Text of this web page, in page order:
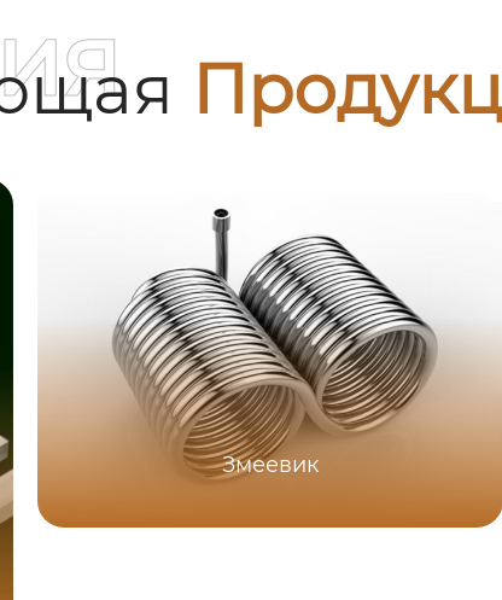
Змеевик